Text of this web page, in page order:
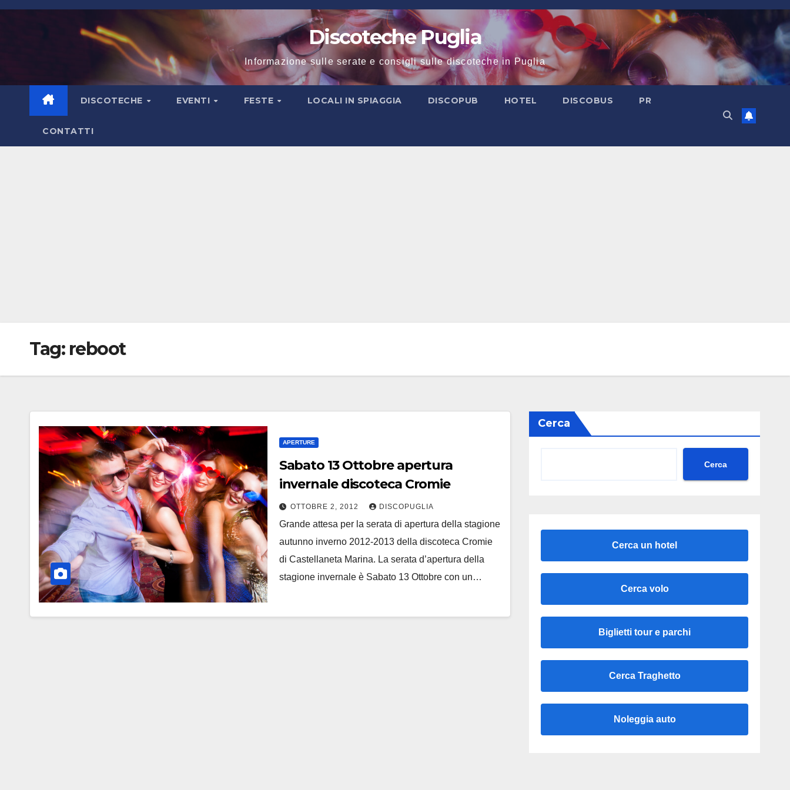
Salta
Discoteche Puglia
Informazione sulle serate e consigli sulle discoteche in Puglia
DISCOTECHE EVENTI FESTE LOCALI IN SPIAGGIA DISCOPUB HOTEL DISCOBUS PR
CONTATTI
Tag: reboot
APERTURE
Sabato 13 Ottobre apertura
invernale discoteca Cromie
OTTOBRE 2, 2012 DISCOPUGLIA
Grande attesa per la serata di apertura della stagione
autunno inverno 2012-2013 della discoteca Cromie
di Castellaneta Marina. La serata d’apertura della
stagione invernale è Sabato 13 Ottobre con un…
Cerca
Cerca
Cerca un hotel
Cerca volo
Biglietti tour e parchi
Cerca Traghetto
Noleggia auto